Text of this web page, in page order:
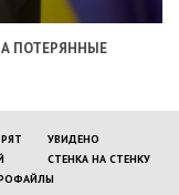
ПОТЕРЯННЫЕ
УВИДЕНО
СТЕНКА НА СТЕНКУ